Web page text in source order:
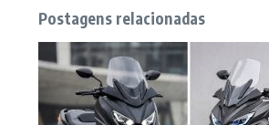
Postagens relacionadas